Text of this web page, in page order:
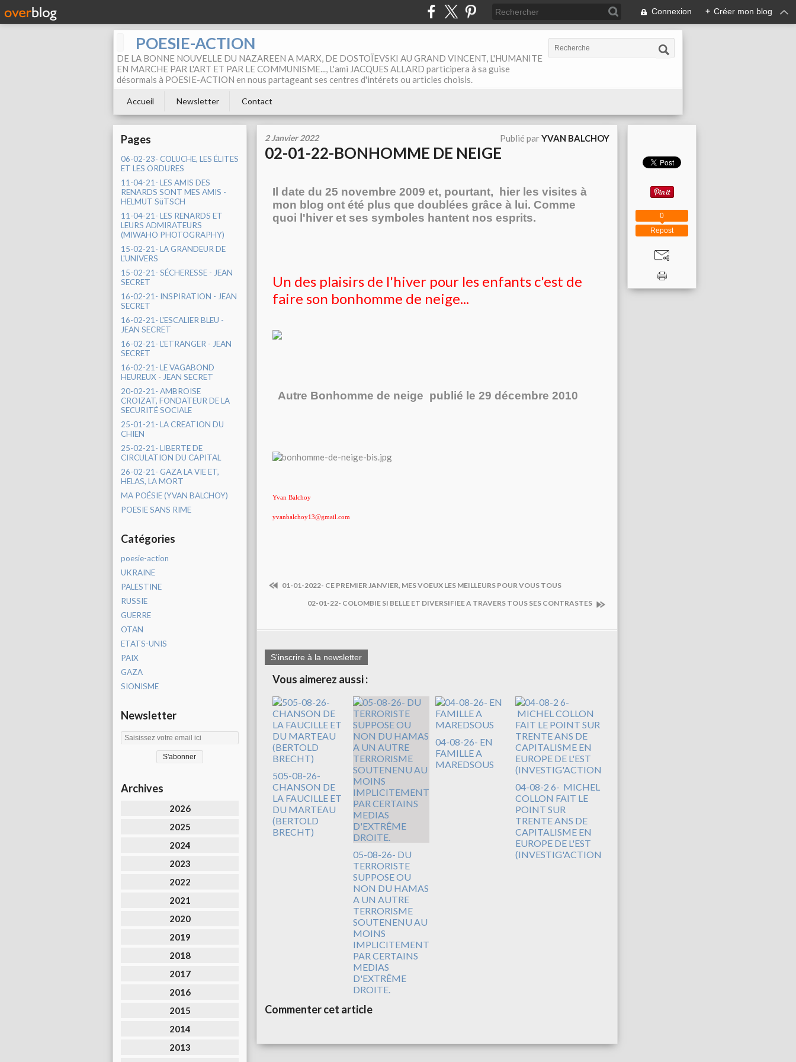
Connexion + Créer mon blog
POESIE-ACTION
DE LA BONNE NOUVELLE DU NAZAREEN A MARX, DE DOSTOÏEVSKI AU GRAND VINCENT, L'HUMANITE
EN MARCHE PAR L'ART ET PAR LE COMMUNISME..., L'ami JACQUES ALLARD participera à sa guise
désormais à POESIE-ACTION en nous partageant ses centres d'intérets ou articles choisis.
Accueil Newsletter Contact
Pages
06-02-23- COLUCHE, LES ÉLITES
ET LES ORDURES
11-04-21- LES AMIS DES
RENARDS SONT MES AMIS -
HELMUT SüTSCH
11-04-21- LES RENARDS ET
LEURS ADMIRATEURS
(MIWAHO PHOTOGRAPHY)
15-02-21- LA GRANDEUR DE
L'UNIVERS
15-02-21- SÉCHERESSE - JEAN
SECRET
16-02-21- INSPIRATION - JEAN
SECRET
16-02-21- L'ESCALIER BLEU -
JEAN SECRET
16-02-21- L'ETRANGER - JEAN
SECRET
16-02-21- LE VAGABOND
HEUREUX - JEAN SECRET
20-02-21- AMBROISE
CROIZAT, FONDATEUR DE LA
SECURITÉ SOCIALE
25-01-21- LA CREATION DU
CHIEN
25-02-21- LIBERTE DE
CIRCULATION DU CAPITAL
26-02-21- GAZA LA VIE ET,
HELAS, LA MORT
MA POÉSIE (YVAN BALCHOY)
POESIE SANS RIME
Catégories
poesie-action
UKRAINE
PALESTINE
RUSSIE
GUERRE
OTAN
ETATS-UNIS
PAIX
GAZA
SIONISME
Newsletter
Archives
2026
2025
2024
2023
2022
2021
2020
2019
2018
2017
2016
2015
2014
2013
2 Janvier 2022 Publié parYVAN BALCHOY
02-01-22-BONHOMME DE NEIGE
Il date du 25 novembre 2009 et, pourtant, hier les visites à
mon blog ont été plus que doublées grâce à lui. Comme
quoi l'hiver et ses symboles hantent nos esprits.
Un des plaisirs de l'hiver pour les enfants c'est de
faire son bonhomme de neige...
Autre Bonhomme de neige publié le 29 décembre 2010
Yvan Balchoy
yvanbalchoy13@gmail.com
01-01-2022- CE PREMIER JANVIER, MES VOEUX LES MEILLEURS POUR VOUS TOUS
02-01-22- COLOMBIE SI BELLE ET DIVERSIFIEE A TRAVERS TOUS SES CONTRASTES
S'inscrire à la newsletter
Vous aimerez aussi :
505-08-26-
CHANSON DE
LA FAUCILLE ET
DU MARTEAU
(BERTOLD
BRECHT)
05-08-26- DU
TERRORISTE
SUPPOSE OU
NON DU HAMAS
A UN AUTRE
TERRORISME
SOUTENENU AU
MOINS
IMPLICITEMENT
PAR CERTAINS
MEDIAS
D'EXTRÊME
DROITE.
04-08-26- EN
FAMILLE A
MAREDSOUS
04-08-2 6- MICHEL
COLLON FAIT LE
POINT SUR
TRENTE ANS DE
CAPITALISME EN
EUROPE DE L'EST
(INVESTIG'ACTION
Commenter cet article
Repost
0